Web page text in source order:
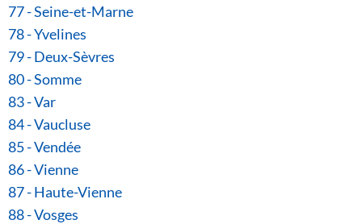
77 - Seine-et-Marne
78 - Yvelines
79 - Deux-Sèvres
80 - Somme
83 - Var
84 - Vaucluse
85 - Vendée
86 - Vienne
87 - Haute-Vienne
88 - Vosges